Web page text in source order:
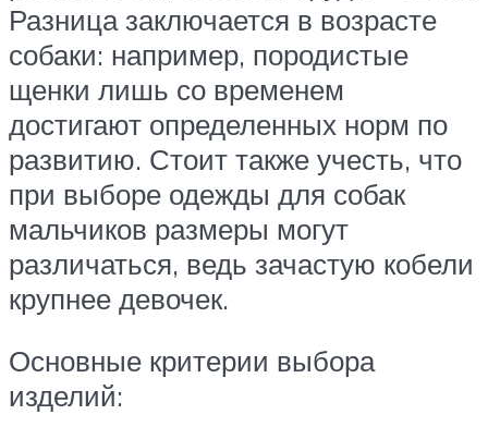
Разница заключается в возрасте
собаки: например, породистые
щенки лишь со временем
достигают определенных норм по
развитию. Стоит также учесть, что
при выборе одежды для собак
мальчиков размеры могут
различаться, ведь зачастую кобели
крупнее девочек.
Основные критерии выбора
изделий: